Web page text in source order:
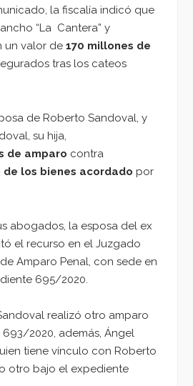
la fiscalía indicó que
“La Cantera” y
un valor de 170 millones de
tras los cateos
de Roberto Sandoval, y
su hija,
de amparo contra
los bienes acordado por
abogados, la esposa del ex
el recurso en el Juzgado
Amparo Penal, con sede en
695/2020.
realizó otro amparo
2020, además, Ángel
tiene vínculo con Roberto
otro bajo el expediente